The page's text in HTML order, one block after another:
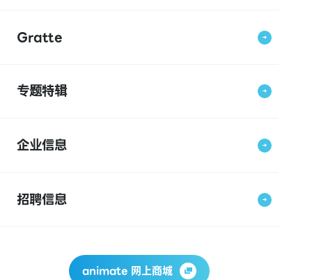
Gratte
专题特辑
企业信息
招聘信息
animate 网上商城